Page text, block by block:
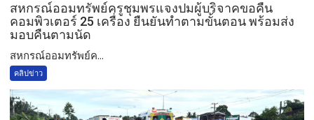
สหกรณ์ออมทรัพย์ครูชุมพรแจงปมผู้บริจาคขอคืน
คอมพิวเตอร์ 25 เครื่อง ยืนยันทำตามขั้นตอน พร้อมส่ง
มอบคืนตามนัด
สหกรณ์ออมทรัพย์ค...
คลิปข่าว